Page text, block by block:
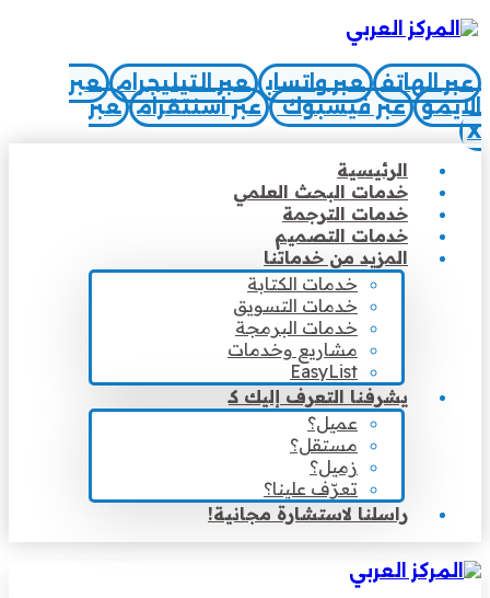
عبر الهاتف عبر واتساب عبر التيليجرام
عبر
الايمو
عبر فيسبوك عبر اسنتقرام
عبر
X
الرئيسية
خدمات البحث العلمي
خدمات الترجمة
خدمات التصميم
المزيد من خدماتنا
خدمات الكتابة
خدمات التسويق
خدمات البرمجة
مشاريع وخدمات
EasyList
يشرفنا التعرف إليك كـ
عميل؟
مستقل؟
زميل؟
تعرّف علينا؟
راسلنا لاستشارة مجانية!